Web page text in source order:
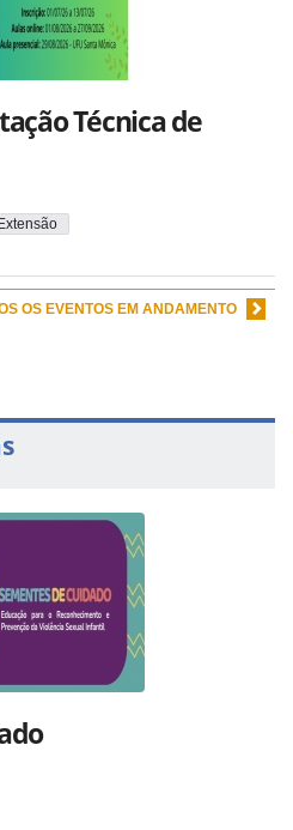
Técnica de
OS EVENTOS EM ANDAMENTO